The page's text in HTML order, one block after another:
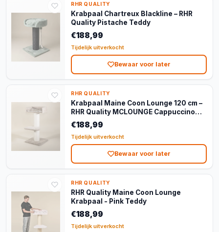
RHR QUALITY
Krabpaal Chartreux Blackline – RHR
Quality Pistache Teddy
€188,99
Tijdelijk uitverkocht
Bewaar voor later
RHR QUALITY
Krabpaal Maine Coon Lounge 120 cm –
RHR Quality MCLOUNGE Cappuccino
Teddy
€188,99
Tijdelijk uitverkocht
Bewaar voor later
RHR QUALITY
RHR Quality Maine Coon Lounge
Krabpaal - Pink Teddy
€188,99
Tijdelijk uitverkocht